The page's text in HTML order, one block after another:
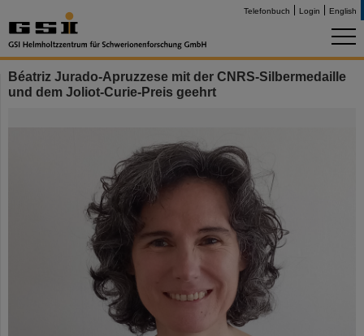
Telefonbuch Login English
Béatriz Jurado-Apruzzese mit der CNRS-Silbermedaille
und dem Joliot-Curie-Preis geehrt